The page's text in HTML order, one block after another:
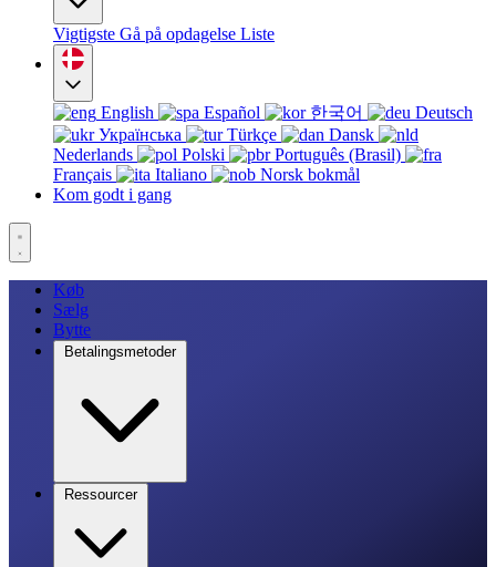
Vigtigste Gå på opdagelse Liste
English Español 한국어
Deutsch
Українська
Türkçe
Dansk
Nederlands
Polski
Português (Brasil)
Français
Italiano
Norsk bokmål
Kom godt i gang
Køb
Sælg
Bytte
Betalingsmetoder
Ressourcer